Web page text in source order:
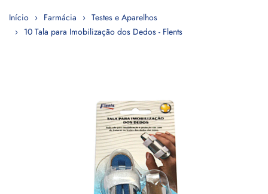
Início Farmácia
Testes e Aparelhos
10 Tala para Imobilização dos Dedos - Flents